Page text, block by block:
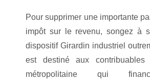
Pour supprimer une importante
impôt sur le revenu, songez à
dispositif Girardin industriel
est destiné aux contribuables
métropolitaine qui